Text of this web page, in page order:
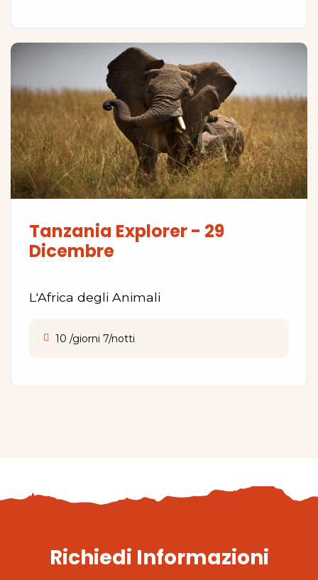
Tanzania Explorer - 29
Dicembre
L'Africa degli Animali
10 /giorni 7/notti
Richiedi Informazioni